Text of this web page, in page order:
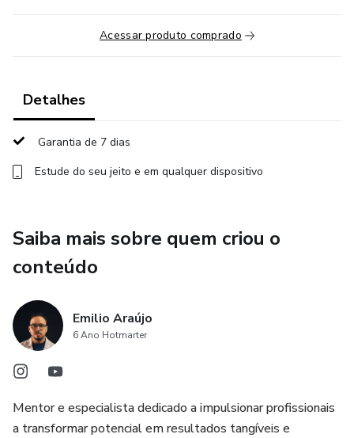
Transforme sua mente. Eleve seus resultados. Viva com
mais consciência e liberdade
Acessar produto comprado
Detalhes
Garantia de 7 dias
Estude do seu jeito e em qualquer dispositivo
Saiba mais sobre quem criou o
conteúdo
Emilio Araújo
6 Ano Hotmarter
Mentor e especialista dedicado a impulsionar profissionais
a transformar potencial em resultados tangíveis e